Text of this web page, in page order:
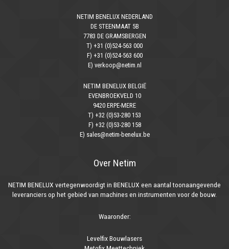
NETIM BENELUX NEDERLAND
DE STEENMAAT 5B
7783 DE GRAMSBERGEN
T) +31 (0)524-563 000
F) +31 (0)524-563 600
E) verkoop@netim.nl
NETIM BENELUX BELGIË
EVENBROEKVELD 10
9420 ERPE-MERE
T) +32 (0)53-280 153
F) +32 (0)53-280 158
E) sales@netim-benelux.be
Over Netim
NETIM BENELUX vertegenwoordigt in BENELUX een aantal toonaangevende
leveranciers op het gebied van machines en instrumenten voor de bouw.
Waaronder:
Levelfix Bouwlasers